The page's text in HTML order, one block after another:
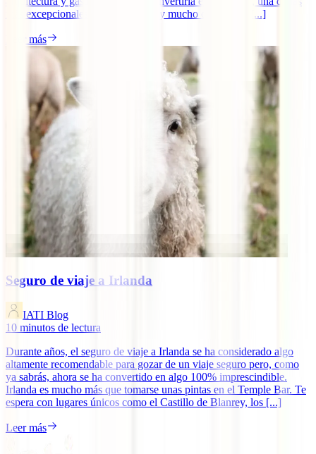
más excepcionales de Europa. ¡Hay mucho que ver en [...]
Leer más
Seguro de viaje a Irlanda
IATI Blog
10 minutos de lectura
Durante años, el seguro de viaje a Irlanda se ha considerado algo
altamente recomendable para gozar de un viaje seguro pero, como
ya sabrás, ahora se ha convertido en algo 100% imprescindible.
Irlanda es mucho más que tomarse unas pintas en el Temple Bar. Te
espera con lugares únicos como el Castillo de Blanrey, los [...]
Leer más